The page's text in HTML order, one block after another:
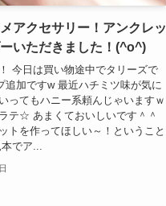
アクセサリー！アンクレッ
ーいただきました！(^o^)
今日は買い物途中でタリーズで
追加ですw 最近ハチミツ味が気に
ってもハニー系頼んじゃいますｗ
テ☆ あまくておいしいです＾＾
トを作ってほしい～！ということ
でア...